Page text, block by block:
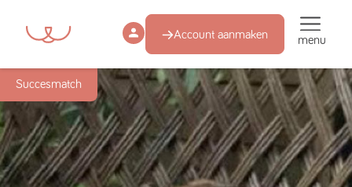
Account aanmaken menu
Succesmatch